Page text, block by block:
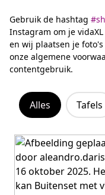
Gebruik de hashtag
Instagram om je
en wij plaatsen je
onze algemene
contentgebruik.
Alles Tafels